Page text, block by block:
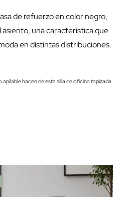
de refuerzo en color negro,
una característica que
en distintas distribuciones.
hacen de esta silla de oficina tapizada